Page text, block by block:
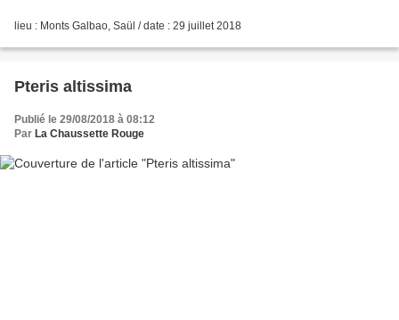
lieu : Monts Galbao, Saül / date : 29 juillet 2018
Pteris altissima
Publié le 29/08/2018 à 08:12
Par La Chaussette Rouge